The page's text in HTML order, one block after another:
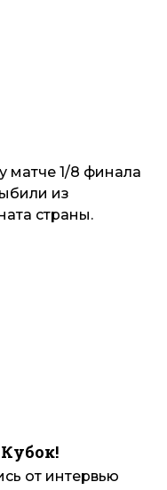
матче 1/8 финала
из
страны.
от интервью